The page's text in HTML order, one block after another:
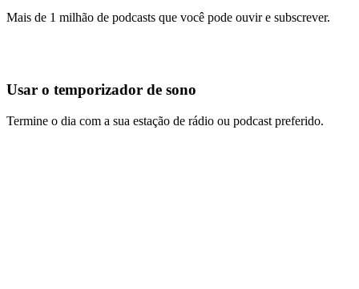
Mais de 1 milhão de podcasts que você pode ouvir e subscrever.
Usar o temporizador de sono
Termine o dia com a sua estação de rádio ou podcast preferido.